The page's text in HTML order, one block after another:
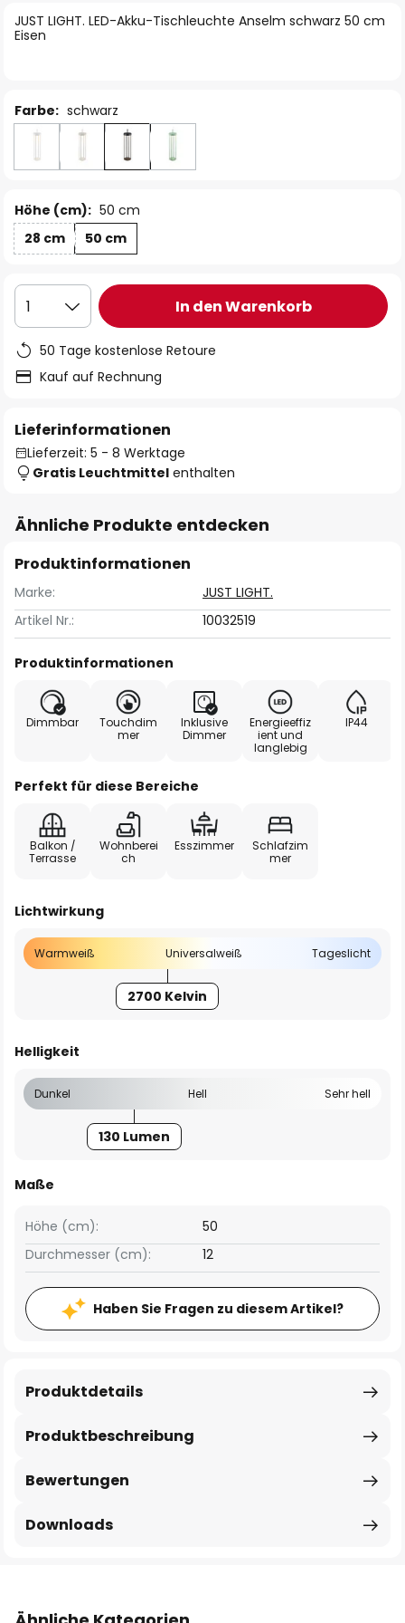
JUST LIGHT. LED-Akku-Tischleuchte Anselm schwarz 50 cm
Eisen
Farbe: schwarz
Höhe (cm): 50 cm
28 cm
50 cm
1 In den Warenkorb
50 Tage kostenlose Retoure
Kauf auf Rechnung
Lieferinformationen
Lieferzeit: 5 - 8 Werktage
Gratis Leuchtmittel enthalten
Ähnliche Produkte entdecken
Produktinformationen
Marke:
JUST LIGHT.
Artikel Nr.:
10032519
Produktinformationen
Dimmbar
Touchdim
mer
Inklusive
Dimmer
Energieeffiz
ient und
langlebig
IP44
Perfekt für diese Bereiche
Balkon /
Terrasse
Wohnberei
ch
Esszimmer
Schlafzim
mer
Lichtwirkung
Warmweiß Universalweiß Tageslicht
2700 Kelvin
Helligkeit
Dunkel Hell Sehr hell
130 Lumen
Maße
Höhe (cm):
50
Durchmesser (cm):
12
Haben Sie Fragen zu diesem Artikel?
Produktbeschreibung
Produktdetails
Bewertungen
Downloads